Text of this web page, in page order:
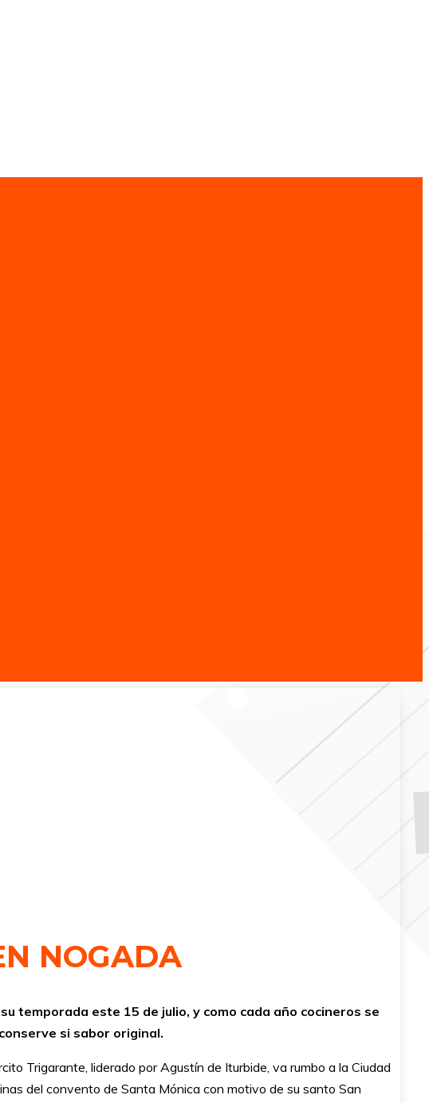
NOGADA
temporada este 15 de julio, y como cada año cocineros se
si sabor original.
Trigarante, liderado por Agustín de Iturbide, va rumbo a la Ciudad
del convento de Santa Mónica con motivo de su santo San